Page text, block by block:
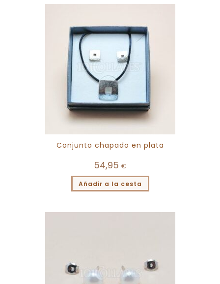
Conjunto chapado en plata
54,95 €
Añadir a la cesta